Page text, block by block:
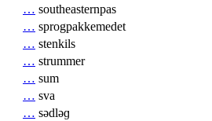
… southeasternpas
… sprogpakkemedet
… stenkils
… strummer
… sum
… sva
… sədləɡ